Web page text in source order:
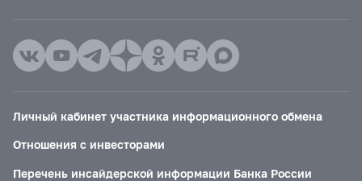
Личный кабинет участника информационного обмена
Отношения с инвесторами
Перечень инсайдерской информации Банка России